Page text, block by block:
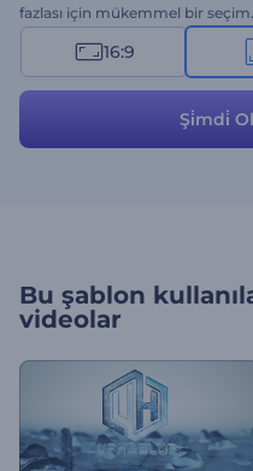
fazlası için mükemmel bir
16:9
Şi̇mdi̇
Bu şablon
videolar